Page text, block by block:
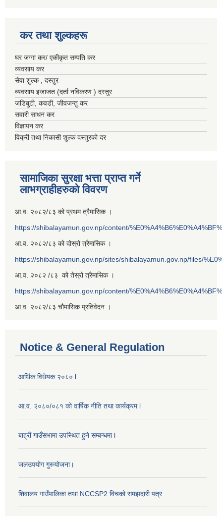
कर तथा शुल्कहरू
घर जग्गा कर/ एकीकृत सम्पति कर
व्यवसाय कर
सेवा शुल्क , दस्तुर
व्यवसाय इजाजत (दर्ता नविकरण ) दस्तुर
जडिबुटी, कवडी, जीवजन्तु कर
सवारी साधन कर
विज्ञापन कर
विक्री तथा निकासी शुल्क दस्तुरको दर
सामाजिका सुरक्षा भत्ता प्राप्त गर्ने
लाभग्राहीहरुको विवरण
आ.व. २०८२/८३ को प्रथम त्रैमासिक ।
https://shibalayamun.gov.np/content/
आ.व. २०८२/८३ को दोस्रो त्रैमासिक ।
https://shibalayamun.gov.np/sites/shibalayamun.gov.np/files/
आ.व. २०८२ /८३ को तेस्रो त्रैमासिक ।
https://shibalayamun.gov.np/content/
आ.व. २०८२/८३ चौमासिक प्रतिवेदन ।
Notice & General Regulation
आर्थिक विधेयक २०८० l
आ.व. २०८०/०८१ को वार्षिक नीति तथा कार्यक्रम l
बाह्रौं गाउँसभामा उपस्थित हुने सम्बन्धमा l
जलउपयोग गुरुयोजना।
शिवालय गाउँपालिका तथा NCCSP2 विचको समझदारी पत्र